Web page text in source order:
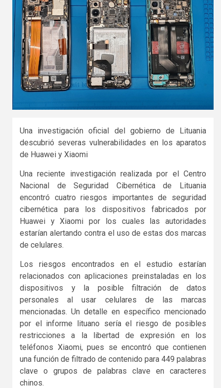
Una investigación oficial del gobierno de Lituania
descubrió severas vulnerabilidades en los aparatos
de Huawei y Xiaomi
Una reciente investigación realizada por el Centro
Nacional de Seguridad Cibernética de Lituania
encontró cuatro riesgos importantes de seguridad
cibernética para los dispositivos fabricados por
Huawei y Xiaomi por los cuales las autoridades
estarían alertando contra el uso de estas dos marcas
de celulares.
Los riesgos encontrados en el estudio estarían
relacionados con aplicaciones preinstaladas en los
dispositivos y la posible filtración de datos
personales al usar celulares de las marcas
mencionadas. Un detalle en específico mencionado
por el informe lituano sería el riesgo de posibles
restricciones a la libertad de expresión en los
teléfonos Xiaomi, pues se encontró que contienen
una función de filtrado de contenido para 449 palabras
clave o grupos de palabras clave en caracteres
chinos.